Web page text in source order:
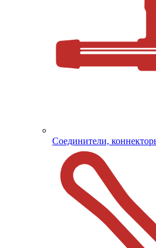
Соединители,